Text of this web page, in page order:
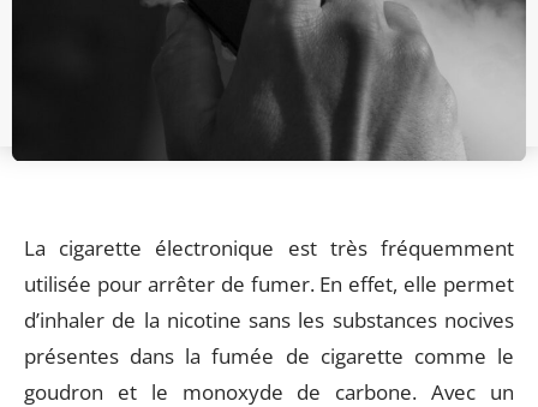
La cigarette électronique est très fréquemment
utilisée pour arrêter de fumer. En effet, elle permet
d’inhaler de la nicotine sans les substances nocives
présentes dans la fumée de cigarette comme le
goudron et le monoxyde de carbone. Avec un